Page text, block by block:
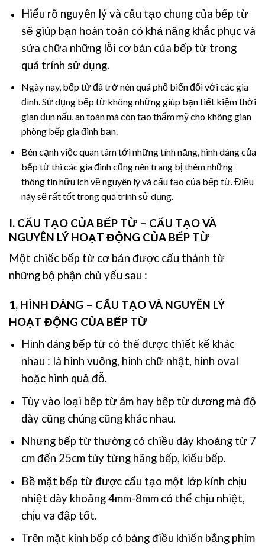
Hiểu rõ nguyên lý và cấu tạo chung của bếp từ
sẽ giúp bạn hoàn toàn có khả năng khắc phục và
sửa chữa những lỗi cơ bản của bếp từ trong
quá trính sử dụng.
Ngày nay, bếp từ đã trở nên quá phổ biển đối với các gia
đình. Sử dụng bếp từ không những giúp bạn tiết kiệm thời
gian đun nấu, an toàn mà còn tạo thẩm mỹ cho không gian
phòng bếp gia đình bạn.
Bên cạnh việc quan tâm tới những tính năng, hình dáng của
bếp từ thì các gia đình cũng nên trang bị thêm những
thông tin hữu ích về nguyên lý và cấu tạo của bếp từ. Điều
này sẽ rất tốt trong quá trình sử dụng.
I. CẤU TẠO CỦA BẾP TỪ – CẤU TẠO VÀ
NGUYÊN LÝ HOẠT ĐỘNG CỦA BẾP TỪ
Một chiếc bếp từ cơ bản được cấu thành từ
những bộ phận chủ yếu sau :
1, HÌNH DÁNG – CẤU TẠO VÀ NGUYÊN LÝ
HOẠT ĐỘNG CỦA BẾP TỪ
Hình dáng bếp từ có thể được thiết kế khác
nhau : là hình vuông, hình chữ nhật, hình oval
hoặc hình quả đỗ.
Tùy vào loại bếp từ âm hay bếp từ dương mà độ
dày cũng chúng cũng khác nhau.
Nhưng bếp từ thường có chiều dày khoảng từ 7
cm đến 25cm tùy từng hãng bếp, kiểu bếp.
Bề mặt bếp từ được cấu tạo một lớp kính chịu
nhiệt dày khoảng 4mm-8mm có thể chịu nhiệt,
chịu va đập tốt.
Trên mặt kính bếp có bảng điều khiển bằng phím